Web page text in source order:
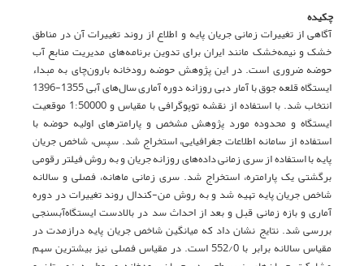
چکیده
آگاهی از تغییرات زمانی جریان پایه و اطلاع از روند تغییرات آن در مناطق
خشک و نیمه‌خشک مانند ایران برای تدوین برنامه‌‌های مدیریت منابع آب
حوضه ضروری است. در این پژوهش حوضه رودخانه بارون‌چای به مبداء
ایستگاه قلعه جوق با آمار دبی روزانه دوره آماری سال‌های آبی 1355-1396
انتخاب شد. با استفاده از نقشه توپوگرافی با مقیاس و 1:50000 موقعیت
ایستگاه و محدوده مورد پژوهش مشخص و پارامترهای اولیه حوضه با
استفاده از سامانه اطلاعات جغرافیایی، استخراج شد. سپس، شاخص جریان
پایه با استفاده از سری زمانی داده‌های روزانه جریان و به روش فیلتر رقومی
برگشتی یک پارامتره، استخراج شد. سری زمانی ماهانه، فصلی و سالانه
شاخص جریان پایه تهیه شد و به روش من-کندال روند تغییرات در دوره
آماری و بازه زمانی قبل و بعد از احداث سد در بالادست ایستگاه‌آبسنجی
بررسی شد. نتایج نشان داد که میانگین شاخص جریان پایه دراز‌مدت در
مقیاس سالانه برابر با 552/0 است. در مقیاس فصلی نیز بیشترین سهم